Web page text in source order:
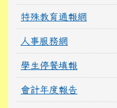
特殊教育通報網
人事服務網
學生停餐填報
會計年度報告